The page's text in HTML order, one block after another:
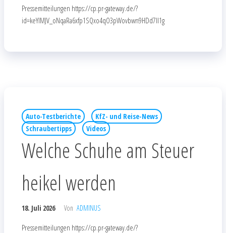
Pressemitteilungen https://cp.pr-gateway.de/?
id=keYlMJV_oNqaRa6xfp1SQxo4qO3pWovbwn9HDd7Il1g
Auto-Testberichte
KfZ- und Reise-News
Schraubertipps
Videos
Welche Schuhe am Steuer
heikel werden
18. Juli 2026 Von ADMINUS
Pressemitteilungen https://cp.pr-gateway.de/?